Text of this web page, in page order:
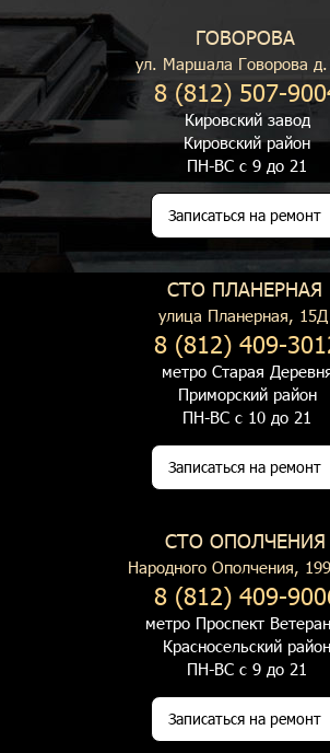
ГОВОРОВА
ул. Маршала Говорова
8 (812) 507-
Кировский завод
Кировский район
ПН-ВС с 9 до 21
Записаться на ремонт
СТО ПЛАНЕРНАЯ
улица Планерная, 15Д
8 (812) 409-
метро Старая
Приморский район
ПН-ВС с 10 до 21
Записаться на ремонт
СТО ОПОЛЧЕНИЯ
Народного Ополчения,
8 (812) 409-
метро Проспект
Красносельский район
ПН-ВС с 9 до 21
Записаться на ремонт